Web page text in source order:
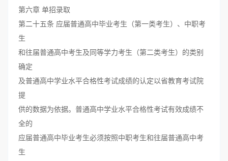
第六章 单招录取
第二十五条 应届普通高中毕业考生（第一类考生）、中职考
生
和往届普通高中考生及同等学力考生（第二类考生）的类别
确定
及普通高中学业水平合格性考试成绩的认定以省教育考试院
提
供的数据为依据。普通高中学业水平合格性考试有效成绩不
全的
应届普通高中毕业考生必须按照中职考生和往届普通高中考
生